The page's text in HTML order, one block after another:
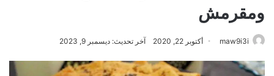
ومقرمش
maw9i3i أكتوبر 22, 2020 آخر تحديث: ديسمبر 9, 2023